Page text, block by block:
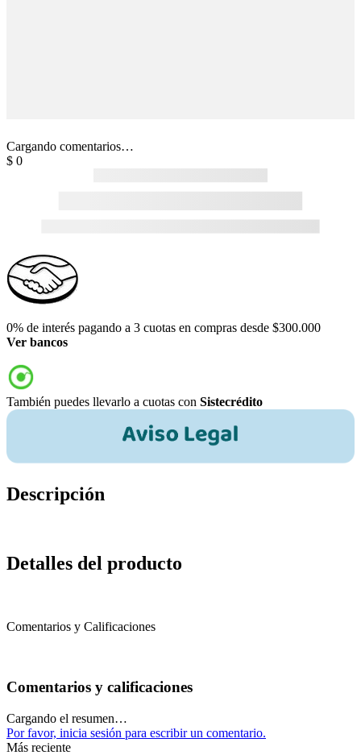
Cargando comentarios…
$ 0
0% de interés pagando a 3 cuotas en compras desde $300.000
Ver bancos
También puedes llevarlo a cuotas con Sistecrédito
Descripción
Detalles del producto
Comentarios y Calificaciones
Comentarios y calificaciones
Cargando el resumen…
Por favor, inicia sesión para escribir un comentario.
Más reciente